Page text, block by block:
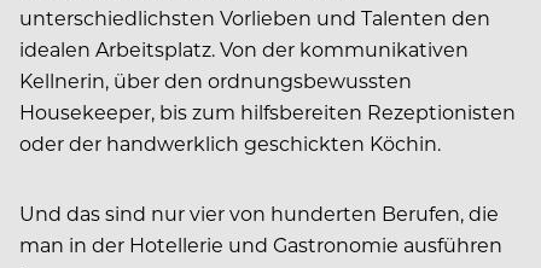
unterschiedlichsten Vorlieben und Talenten den
idealen Arbeitsplatz. Von der kommunikativen
Kellnerin, über den ordnungsbewussten
Housekeeper, bis zum hilfsbereiten Rezeptionisten
oder der handwerklich geschickten Köchin.
Und das sind nur vier von hunderten Berufen, die
man in der Hotellerie und Gastronomie ausführen